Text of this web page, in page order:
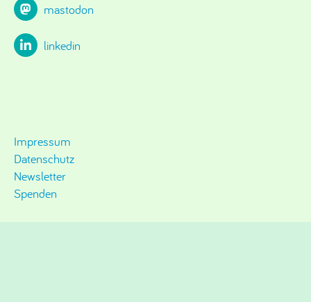
mastodon
linkedin
Impressum
Datenschutz
Newsletter
Spenden